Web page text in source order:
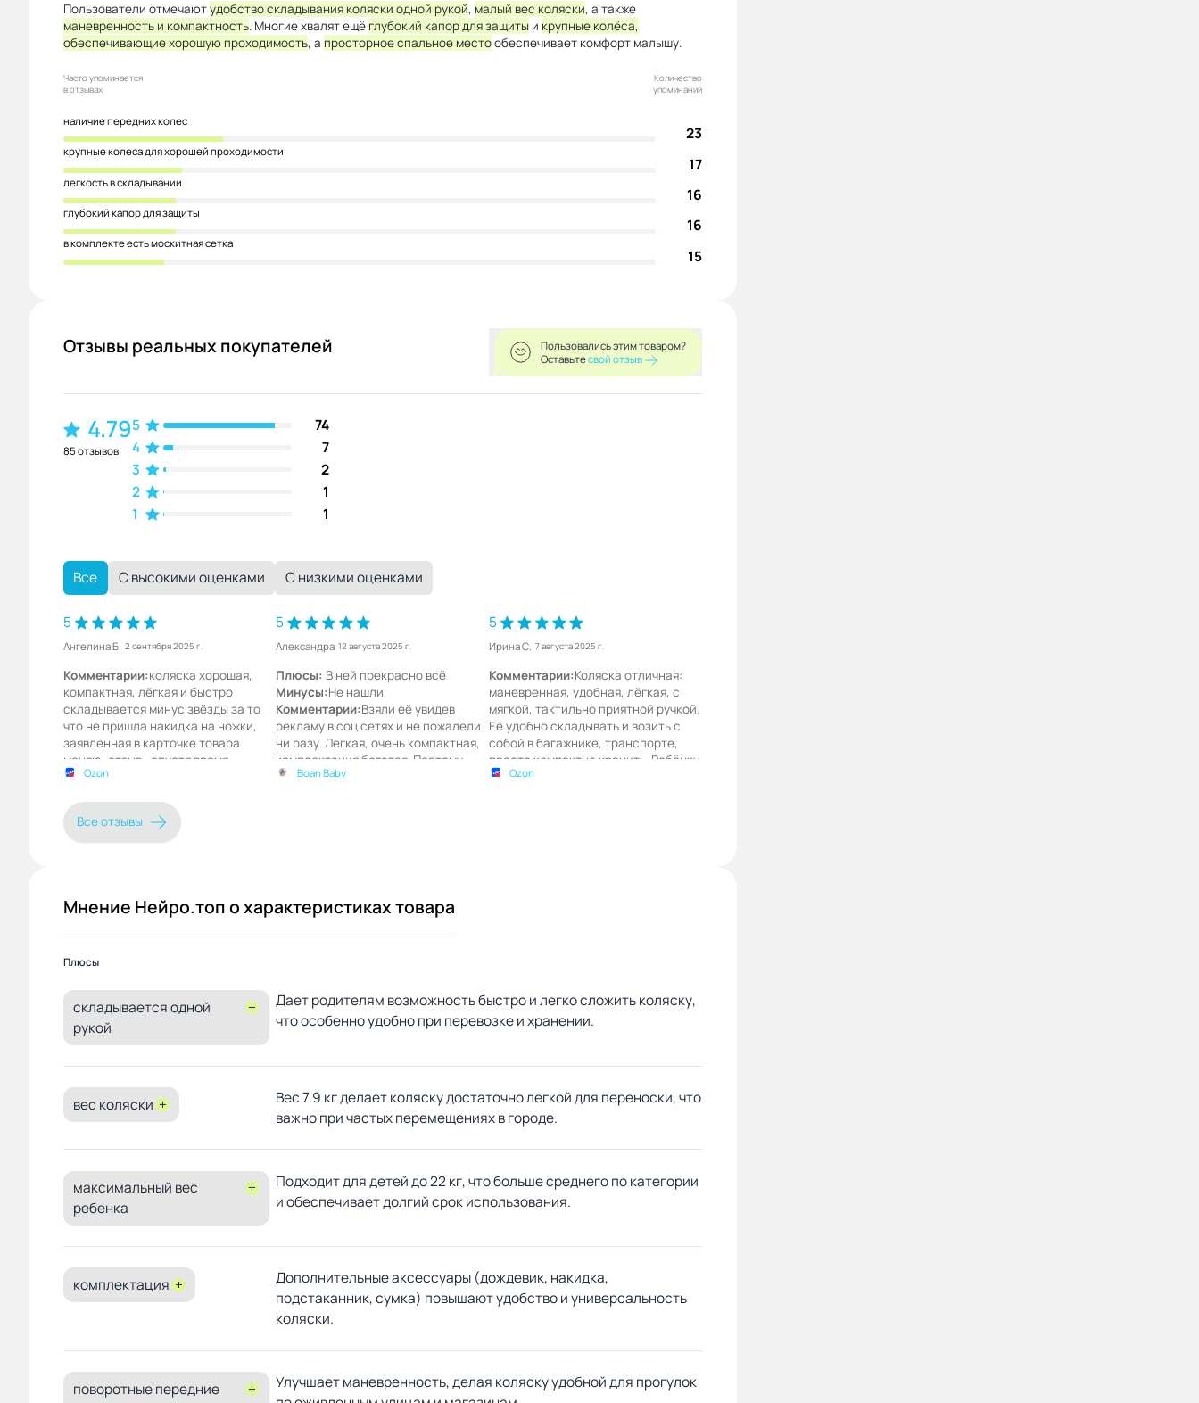
Пользователи отмечаютудобство складывания коляски одной рукой, малый вес коляски, а также
маневренность и компактность. Многие хвалят ещё глубокий капор для защитыи крупные колёса,
обеспечивающие хорошую проходимость, а просторное спальное местообеспечивает комфорт малышу.
Часто упоминается
в отзывах
Количество
упоминаний
наличие передних колес
23
крупные колеса для хорошей проходимости
17
легкость в складывании
16
глубокий капор для защиты
16
в комплекте есть москитная сетка
15
Отзывы реальных покупателей
Пользовались этим товаром?
Оставьтесвой отзыв
4.79
85 отзывов
5
74
4
7
3
2
2
1
1
1
Все С высокими оценками С низкими оценками
5
Ангелина Б. 2 сентября 2025 г.
Комментарии:коляска хорошая,
компактная, лёгкая и быстро
складывается минус звёзды за то
что не пришла накидка на ножки,
заявленная в карточке товара
меняю, отзыв , спустя время
использования коляской (она
что продавец быстро отправил мне
накидку для ног, спасибо вам
большое))
Ozon
5
Александра 12 августа 2025 г.
Плюсы: В ней прекрасно всё
Минусы:Не нашли
Комментарии:Взяли её увидев
рекламу в соц сетях и не пожалели
ни разу. Легкая, очень компактная,
комплектация богатая. Поэтому
берите, не пожалеете.
Boan Baby
5
Ирина С. 7 августа 2025 г.
Комментарии:Коляска отличная:
маневренная, удобная, лёгкая, с
мягкой, тактильно приятной ручкой.
Её удобно складывать и возить с
собой в багажнике, транспорте,
просто компактно хранить. Ребёнку
в ней комфортно, безопасно,
Ozon
Все отзывы
Мнение Нейро.топ о характеристиках товара
Плюсы
складывается одной
рукой
+
Дает родителям возможность быстро и легко сложить коляску,
что особенно удобно при перевозке и хранении.
вес коляски +
Вес 7.9 кг делает коляску достаточно легкой для переноски, что
важно при частых перемещениях в городе.
максимальный вес
ребенка
+
Подходит для детей до 22 кг, что больше среднего по категории
и обеспечивает долгий срок использования.
комплектация +
Дополнительные аксессуары (дождевик, накидка,
подстаканник, сумка) повышают удобство и универсальность
коляски.
поворотные передние
+
Улучшает маневренность, делая коляску удобной для прогулок